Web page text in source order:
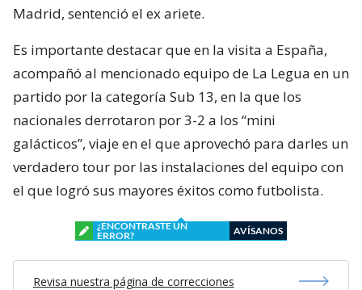
Madrid, sentenció el ex ariete.
Es importante destacar que en la visita a España,
acompañó al mencionado equipo de La Legua en un
partido por la categoría Sub 13, en la que los
nacionales derrotaron por 3-2 a los “mini
galácticos”, viaje en el que aprovechó para darles un
verdadero tour por las instalaciones del equipo con
el que logró sus mayores éxitos como futbolista.
¿ENCONTRASTE UN
ERROR?
AVÍSANOS
Revisa nuestra página de correcciones